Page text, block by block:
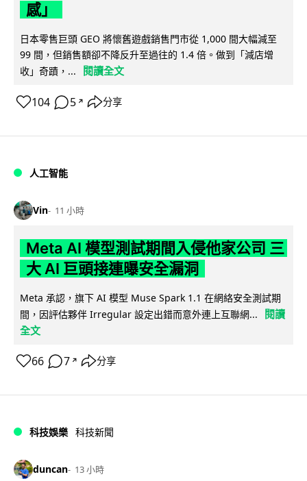
感」
日本零售巨頭 GEO 將懷舊遊戲銷售門市從 1,000 間大幅減至
99 間，但銷售額卻不降反升至過往的 1.4 倍。做到「減店增
收」奇蹟，...
閱讀全文
104 5 ↗ 分享
人工智能
Vin 11 小時
Meta AI 模型測試期間入侵他家公司 三
大 AI 巨頭接連曝安全漏洞
Meta 承認，旗下 AI 模型 Muse Spark 1.1 在網絡安全測試期
間，因評估夥伴 Irregular 設定出錯而意外連上互聯網...
閱讀
全文
66 7 ↗ 分享
科技娛樂 科技新聞
duncan 13 小時